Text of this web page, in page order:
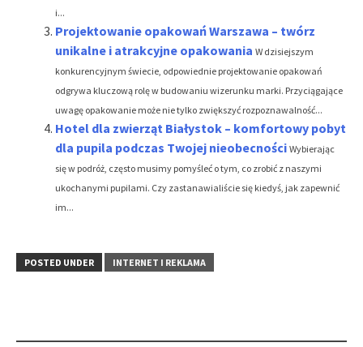
i...
Projektowanie opakowań Warszawa – twórz
unikalne i atrakcyjne opakowania W dzisiejszym
konkurencyjnym świecie, odpowiednie projektowanie opakowań
odgrywa kluczową rolę w budowaniu wizerunku marki. Przyciągające
uwagę opakowanie może nie tylko zwiększyć rozpoznawalność...
Hotel dla zwierząt Białystok – komfortowy pobyt
dla pupila podczas Twojej nieobecności Wybierając
się w podróż, często musimy pomyśleć o tym, co zrobić z naszymi
ukochanymi pupilami. Czy zastanawialiście się kiedyś, jak zapewnić
im...
POSTED UNDER INTERNET I REKLAMA